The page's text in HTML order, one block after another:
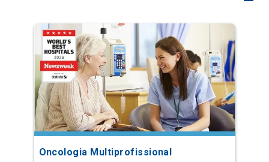
Oncologia Multiprofissional